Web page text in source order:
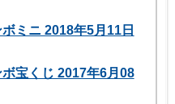
ミニ 2018年5月11日
宝くじ 2017年6月08